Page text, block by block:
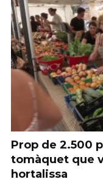
Prop de 2.500
tomàquet que
hortalissa